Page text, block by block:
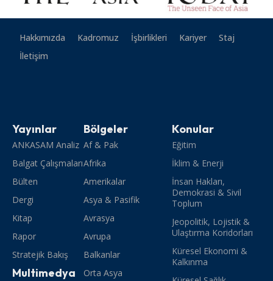
Hakkımızda Kadromuz İşbirlikleri Kariyer
Staj
İletişim
Yayınlar
ANKASAM Analiz
Balgat Çalışmaları
Bülten
Dergi
Kitap
Rapor
Stratejik Bakış
Multimedya
Bölgeler
Af & Pak
Afrika
Amerikalar
Asya & Pasifik
Avrasya
Avrupa
Balkanlar
Orta Asya
Konular
Eğitim
İklim & Enerji
İnsan Hakları,
Demokrasi & Sivil
Toplum
Jeopolitik, Lojistik &
Ulaştırma Koridorları
Küresel Ekonomi &
Kalkınma